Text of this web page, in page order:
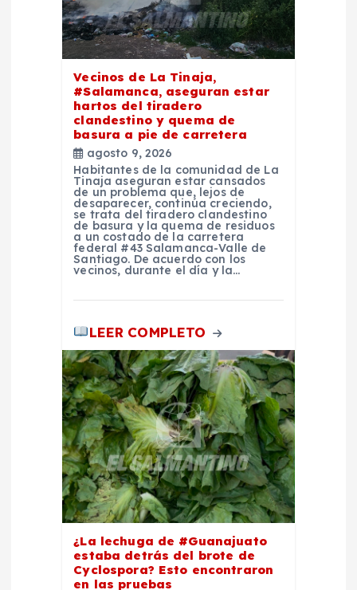
Vecinos de La Tinaja,
#Salamanca, aseguran estar
hartos del tiradero
clandestino y quema de
basura a pie de carretera
agosto 9, 2026
Habitantes de la comunidad de La
Tinaja aseguran estar cansados
de un problema que, lejos de
desaparecer, continúa creciendo,
se trata del tiradero clandestino
de basura y la quema de residuos
a un costado de la carretera
federal #43 Salamanca-Valle de
Santiago. De acuerdo con los
vecinos, durante el día y la…
LEER COMPLETO
¿La lechuga de #Guanajuato
estaba detrás del brote de
Cyclospora? Esto encontraron
en las pruebas